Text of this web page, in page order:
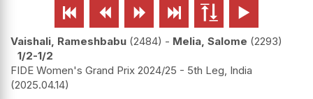
     
Vaishali, Rameshbabu 2484 - Melia, Salome 2293
1/2-1/2
FIDE Women's Grand Prix 2024/25 - 5th Leg, India
2025.04.14